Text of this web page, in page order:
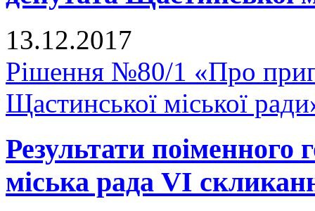
13.12.2017
Рішення №80/1 «Про
Щастинської міської
Результати
міська рада VI